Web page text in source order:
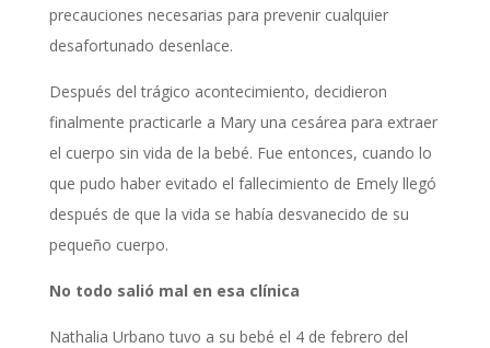
precauciones necesarias para prevenir cualquier
desafortunado desenlace.
Después del trágico acontecimiento, decidieron
finalmente practicarle a Mary una cesárea para extraer
el cuerpo sin vida de la bebé. Fue entonces, cuando lo
que pudo haber evitado el fallecimiento de Emely llegó
después de que la vida se había desvanecido de su
pequeño cuerpo.
No todo salió mal en esa clínica
Nathalia Urbano tuvo a su bebé el 4 de febrero del